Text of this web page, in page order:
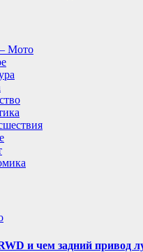
Мото
и чем задний привод